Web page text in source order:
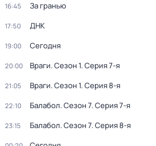
16:45 За гранью
17:50 ДНК
19:00 Сегодня
20:00 Враги. Сезон 1. Серия 7-я
21:05 Враги. Сезон 1. Серия 8-я
22:10 Балабол. Сезон 7. Серия 7-я
23:15 Балабол. Сезон 7. Серия 8-я